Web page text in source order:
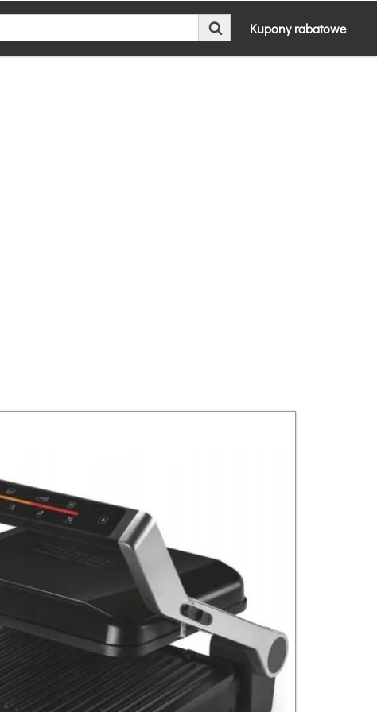
Kupony rabatowe